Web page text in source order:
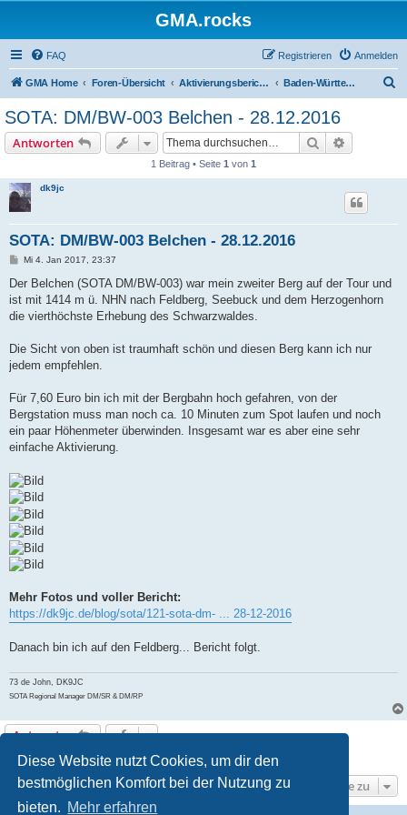
Diese Website nutzt Cookies, um dir den
bestmöglichen Komfort bei der Nutzung zu
bieten. Mehr erfahren
GMA.rocks
FAQ Anmelden
Registrieren
GMA Home Foren-Übersicht Aktivierungsberichte / Activity Reports Baden-Württemberg - DA/BW oder DM/BW
SOTA: DM/BW-003 Belchen - 28.12.2016
Antworten Suche
1 Beitrag • Seite 1 von 1
dk9jc
SOTA: DM/BW-003 Belchen - 28.12.2016
B
i
r
a
Mi 4. Jan 2017, 23:37
Der Belchen (SOTA DM/BW-003) war mein zweiter Berg auf der Tour und
ist mit 1414 m ü. NHN nach Feldberg, Seebuck und dem Herzogenhorn
die vierthöchste Erhebung des Schwarzwaldes.
Die Sicht von oben ist traumhaft schön und diesen Berg kann ich nur
jedem empfehlen.
Für 7,60 Euro bin ich mit der Bergbahn hoch gefahren, von der
Bergstation muss man noch ca. 10 Minuten zum Spot laufen und noch
ein paar Höhenmeter überwinden. Insgesamt war es aber eine sehr
einfache Aktivierung.
Mehr Fotos und voller Bericht:
https://dk9jc.de/blog/sota/121-sota-dm- ... 28-12-2016
Danach bin ich auf den Feldberg... Bericht folgt.
73 de John, DK9JC
SOTA Regional Manager DM/SR & DM/RP
Antworten
1 Beitrag • Seite1von 1
Gehe zu